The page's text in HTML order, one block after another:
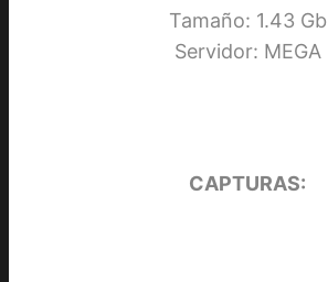
Tamaño: 1.43 Gb
Servidor: MEGA
CAPTURAS: